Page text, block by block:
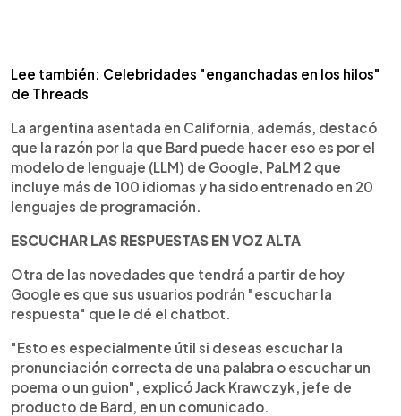
Lee también: Celebridades "enganchadas en los hilos"
de Threads
La argentina asentada en California, además, destacó
que la razón por la que Bard puede hacer eso es por el
modelo de lenguaje (LLM) de Google, PaLM 2 que
incluye más de 100 idiomas y ha sido entrenado en 20
lenguajes de programación.
ESCUCHAR LAS RESPUESTAS EN VOZ ALTA
Otra de las novedades que tendrá a partir de hoy
Google es que sus usuarios podrán "escuchar la
respuesta" que le dé el chatbot.
"Esto es especialmente útil si deseas escuchar la
pronunciación correcta de una palabra o escuchar un
poema o un guion", explicó Jack Krawczyk, jefe de
producto de Bard, en un comunicado.